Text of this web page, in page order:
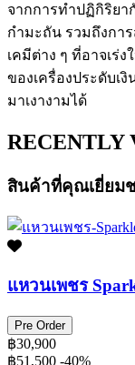
จากการทำปฏิกิริย
กำมะถัน รวมถึงกา
เคมีต่าง ๆ ที่อาจเร่
ของเครื่องประดับเ
มาเงางามได้
RECENTLY
สินค้าที่คุณเยี่ยม
แหวนเพชร
Pre Order
฿30,900
฿51,500 -40%